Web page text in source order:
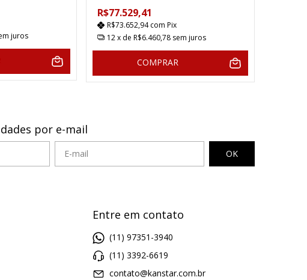
juros
R$77.529,41
R$73.652,94com Pix
12x de R$6.460,78 sem juros
COMPRAR
por e-mail
Entre em contato
(11) 97351-3940
(11) 3392-6619
contato@kanstar.com.br